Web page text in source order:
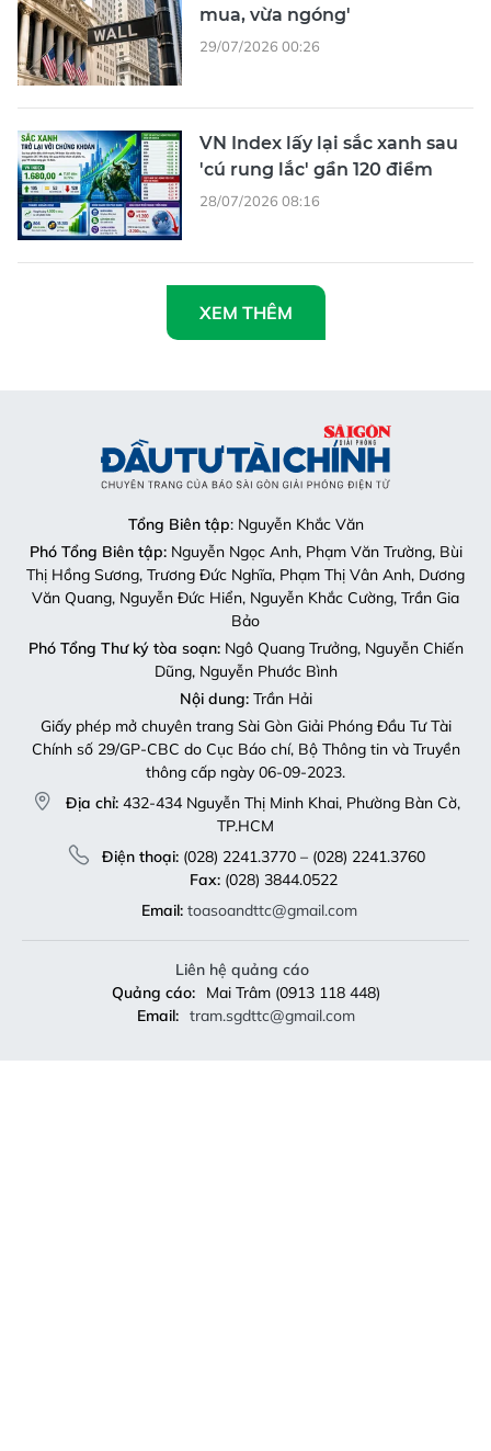
mua, vừa ngóng'
29/07/2026 00:26
VN Index lấy lại sắc xanh sau
'cú rung lắc' gần 120 điểm
28/07/2026 08:16
XEM THÊM
Tổng Biên tập: Nguyễn Khắc Văn
Phó Tổng Biên tập:Nguyễn Ngọc Anh, Phạm Văn Trường, Bùi
Thị Hồng Sương, Trương Đức Nghĩa, Phạm Thị Vân Anh, Dương
Văn Quang, Nguyễn Đức Hiển, Nguyễn Khắc Cường, Trần Gia
Bảo
Phó Tổng Thư ký tòa soạn:Ngô Quang Trưởng, Nguyễn Chiến
Dũng, Nguyễn Phước Bình
Nội dung:Trần Hải
Giấy phép mở chuyên trang Sài Gòn Giải Phóng Đầu Tư Tài
Chính số 29/GP-CBC do Cục Báo chí, Bộ Thông tin và Truyền
thông cấp ngày 06-09-2023.
Địa chỉ: 432-434 Nguyễn Thị Minh Khai, Phường Bàn Cờ,
TP.HCM
Điện thoại:(028) 2241.3770 – (028) 2241.3760
Fax:(028) 3844.0522
Email: toasoandttc@gmail.com
Liên hệ quảng cáo
Quảng cáo:
Mai Trâm (0913 118 448)
Email: tram.sgdttc@gmail.com